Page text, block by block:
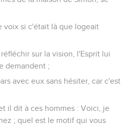
voix si c'était là que logeait
sur la vision, l'Esprit lui
demandent ;
avec eux sans hésiter, car c'est
il dit à ces hommes : Voici, je
; quel est le motif qui vous